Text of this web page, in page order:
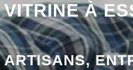
VITRINE À
ARTISANS,